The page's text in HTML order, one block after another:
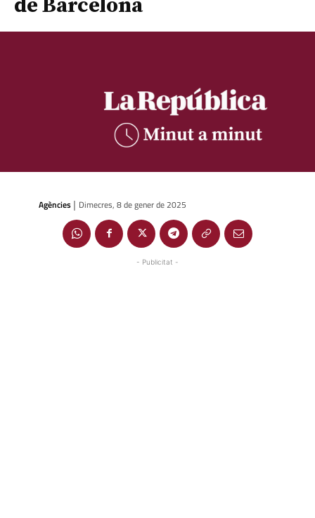
de Barcelona
Agències | Dimecres, 8 de gener de 2025
- Publicitat -